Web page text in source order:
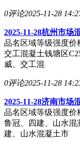
0评论2025-11-28
2025-11-28杭州市场
品名区域等级强度价
交工混凝土钱塘区
威、交工混
0评论2025-11-28
2025-11-28济南市场
品名区域等级强度价
鲁冠、四建、山水混
建、山水混凝土市